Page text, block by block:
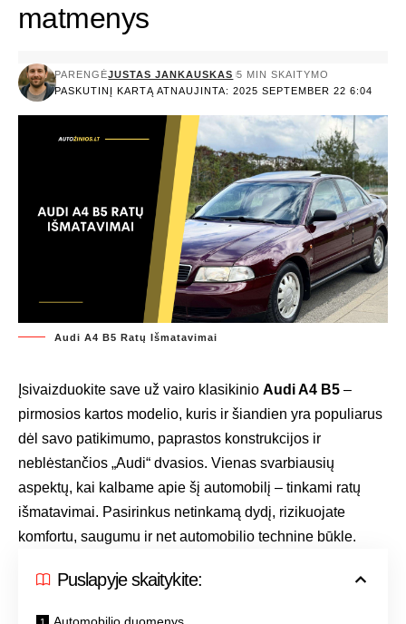
matmenys
PASKUTINĮ KARTĄ ATNAUJINTA: 2025 SEPTEMBER 22 6:04
PARENGĖJUSTAS JANKAUSKAS 5 MIN SKAITYMO
Audi A4 B5 Ratų Išmatavimai
Įsivaizduokite save už vairo klasikinio Audi A4 B5 –
pirmosios kartos modelio, kuris ir šiandien yra populiarus
dėl savo patikimumo, paprastos konstrukcijos ir
neblėstančios „Audi“ dvasios. Vienas svarbiausių
aspektų, kai kalbame apie šį automobilį – tinkami ratų
išmatavimai. Pasirinkus netinkamą dydį, rizikuojate
komfortu, saugumu ir net automobilio technine būkle.
Puslapyje skaitykite: